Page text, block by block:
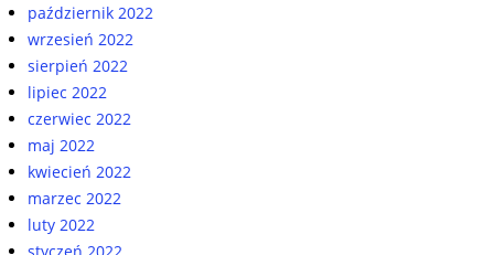
październik 2022
wrzesień 2022
sierpień 2022
lipiec 2022
czerwiec 2022
maj 2022
kwiecień 2022
marzec 2022
luty 2022